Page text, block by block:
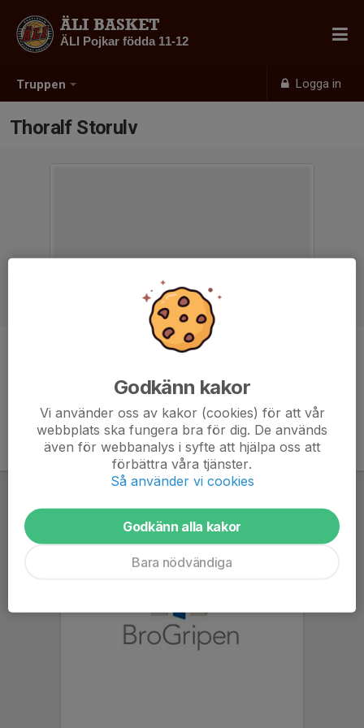
Truppen Logga in
ÄLI BASKET
ÄLI Pojkar födda 11-12
Thoralf Storulv
Godkänn kakor
Vi använder oss av kakor (cookies) för att vår
webbplats ska fungera bra för dig. De används
även för webbanalys i syfte att hjälpa oss att
förbättra våra tjänster.
Så använder vi cookies
Godkänn alla kakor
Bara nödvändiga